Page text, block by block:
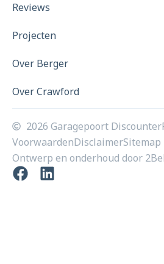
Reviews
Projecten
Over Berger
Over Crawford
2026 Garagepoort Discounter
VoorwaardenDisclaimerSitemap
Ontwerp en onderhoud door